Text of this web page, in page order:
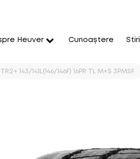
Heuver Cunoaștere Stiri
143/141L(146/146F) 16PR TL M+S 3PMSF